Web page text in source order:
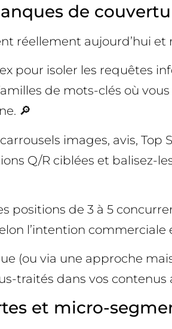
de
réellement aujourd’hui
pour isoler les requêtes
de mots-clés où
🔎
images, avis, Top
Q/R ciblées et balisez-
positions de 3 à 5
l’intention commerciale
(ou via une approche
traités dans vos contenus
et micro-